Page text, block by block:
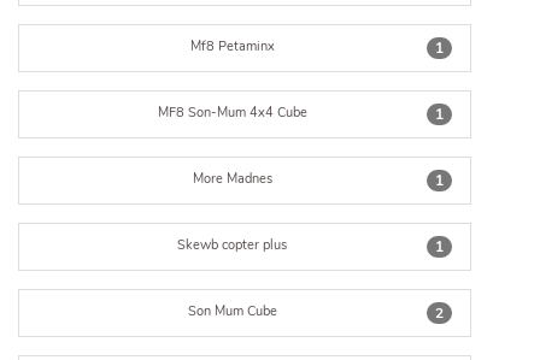
1
Mf8 Petaminx
1
MF8 Son-Mum 4x4 Cube
1
More Madnes
1
Skewb copter plus
2
Son Mum Cube